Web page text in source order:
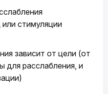
стимуляции
зависит от цели (от
для расслабления, и